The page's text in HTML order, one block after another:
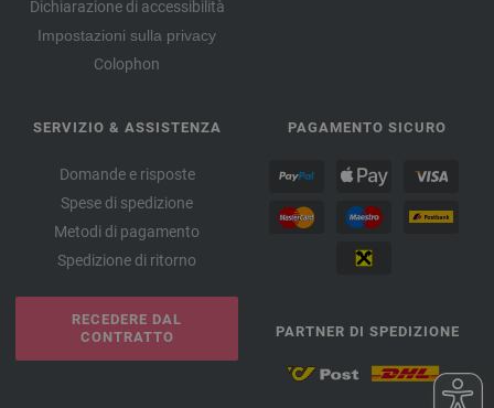
Dichiarazione di accessibilità
Impostazioni sulla privacy
Colophon
SERVIZIO & ASSISTENZA
Domande e risposte
Spese di spedizione
Metodi di pagamento
Spedizione di ritorno
RECEDERE DAL
CONTRATTO
PAGAMENTO SICURO
PARTNER DI SPEDIZIONE